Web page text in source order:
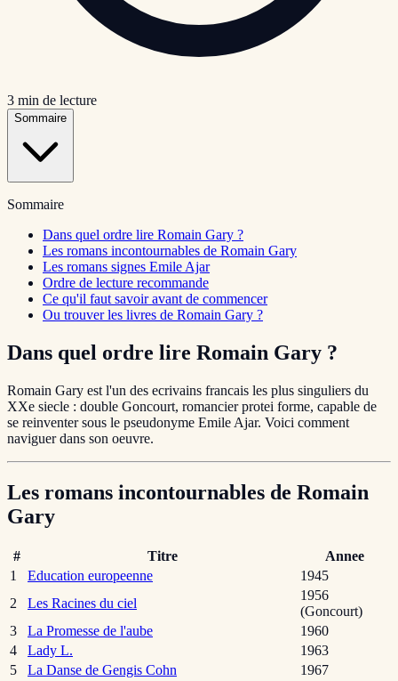
3 min de lecture
Sommaire
Sommaire
Dans quel ordre lire Romain Gary ?
Les romans incontournables de Romain Gary
Les romans signes Emile Ajar
Ordre de lecture recommande
Ce qu'il faut savoir avant de commencer
Ou trouver les livres de Romain Gary ?
Dans quel ordre lire Romain Gary ?
Romain Gary est l'un des ecrivains francais les plus singuliers du
XXe siecle : double Goncourt, romancier protei forme, capable de
se reinventer sous le pseudonyme Emile Ajar. Voici comment
naviguer dans son oeuvre.
Les romans incontournables de Romain
Gary
# Titre
Annee
1
Education europeenne
1945
2
Les Racines du ciel
1956
(Goncourt)
3
La Promesse de l'aube
1960
4
Lady L.
1963
5
La Danse de Gengis Cohn
1967